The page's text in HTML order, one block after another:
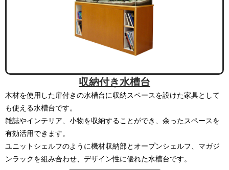
収納付き水槽台
木材を使用した扉付きの水槽台に収納スペースを設けた家具として
も使える水槽台です。
雑誌やインテリア、小物を収納することができ、余ったスペースを
有効活用できます。
ユニットシェルフのように機材収納部とオープンシェルフ、マガジ
ンラックを組み合わせ、デザイン性に優れた水槽台です。